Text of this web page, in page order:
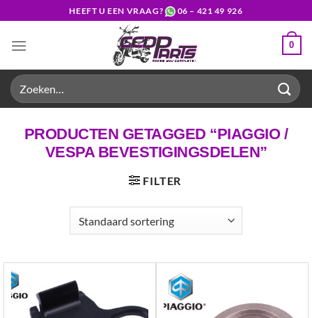
naar
inhoud
HEEFT U EEN VRAAG? 06 – 421 49 926
0
Zoeken
naar:
PRODUCTEN GETAGGED “PIAGGIO /
VESPA BEVESTIGINGSDELEN”
FILTER